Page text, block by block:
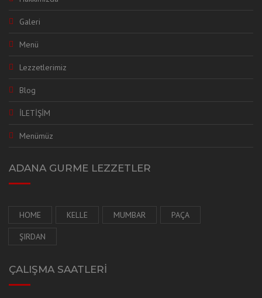
Galeri
Menü
Lezzetlerimiz
Blog
İLETİŞİM
Menümüz
ADANA GURME LEZZETLER
HOME KELLE MUMBAR PAÇA
ŞIRDAN
ÇALIŞMA SAATLERİ